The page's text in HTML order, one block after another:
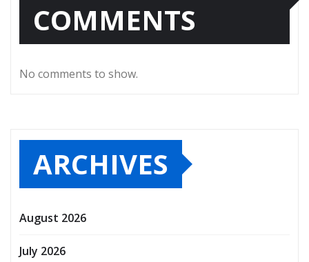
COMMENTS
No comments to show.
ARCHIVES
August 2026
July 2026